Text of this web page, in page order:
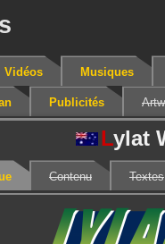
Vidéos Musiques
Publicités
Lylat
Contenu Textes